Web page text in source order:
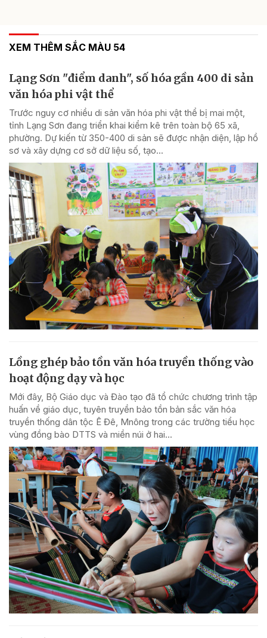
XEM THÊM SẮC MÀU 54
Lạng Sơn "điểm danh", số hóa gần 400 di sản
văn hóa phi vật thể
Trước nguy cơ nhiều di sản văn hóa phi vật thể bị mai một,
tỉnh Lạng Sơn đang triển khai kiểm kê trên toàn bộ 65 xã,
phường. Dự kiến từ 350-400 di sản sẽ được nhận diện, lập hồ
sơ và xây dựng cơ sở dữ liệu số, tạo...
Lồng ghép bảo tồn văn hóa truyền thống vào
hoạt động dạy và học
Mới đây, Bộ Giáo dục và Đào tạo đã tổ chức chương trình tập
huấn về giáo dục, tuyên truyền bảo tồn bản sắc văn hóa
truyền thống dân tộc Ê Đê, Mnông trong các trường tiểu học
vùng đồng bào DTTS và miền núi ở hai...